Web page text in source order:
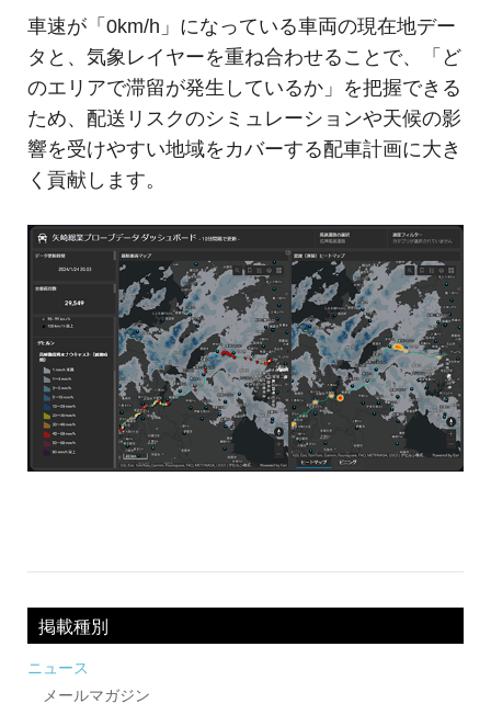
車速が「0km/h」になっている車両の現在地デー
タと、気象レイヤーを重ね合わせることで、「ど
のエリアで滞留が発生しているか」を把握できる
ため、配送リスクのシミュレーションや天候の影
響を受けやすい地域をカバーする配車計画に大き
く貢献します。
ナ
ビ
掲載種別
ニュース
メールマガジン